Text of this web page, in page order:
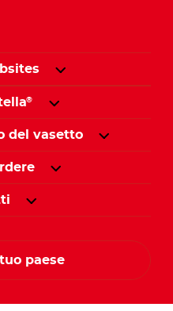
®
del vasetto
paese